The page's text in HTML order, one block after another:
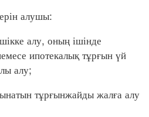
алушы:
алу, оның ішінде
ипотекалық тұрғын үй
алу;
тұрғынжайды жалға алу